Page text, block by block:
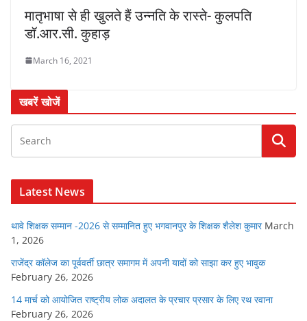
मातृभाषा से ही खुलते हैं उन्नति के रास्ते- कुलपति
डॉ.आर.सी. कुहाड़
March 16, 2021
खबरें खोजें
Latest News
थावे शिक्षक सम्मान -2026 से सम्मानित हुए भगवानपुर के शिक्षक शैलेश कुमार March
1, 2026
राजेंद्र कॉलेज का पूर्ववर्ती छात्र समागम में अपनी यादों को साझा कर हुए भावुक
February 26, 2026
14 मार्च को आयोजित राष्ट्रीय लोक अदालत के प्रचार प्रसार के लिए रथ रवाना
February 26, 2026